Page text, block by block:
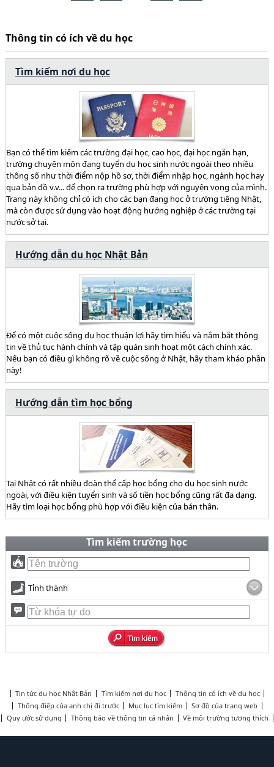
Thông tin có ích về du học
Tìm kiếm nơi du học
Bạn có thể tìm kiếm các trường đại học, cao học, đại học ngắn hạn,
trường chuyên môn đang tuyển du học sinh nước ngoài theo nhiều
thông số như thời điểm nộp hồ sơ, thời điểm nhập học, ngành học hay
qua bản đồ v.v... để chọn ra trường phù hợp với nguyện vọng của mình.
Trang này không chỉ có ích cho các bạn đang học ở trường tiếng Nhật,
mà còn được sử dụng vào hoạt động hướng nghiệp ở các trường tại
nước sở tại.
Hướng dẫn du học Nhật Bản
Để có một cuộc sống du học thuận lợi hãy tìm hiểu và nắm bắt thông
tin về thủ tục hành chính và tập quán sinh hoạt một cách chính xác.
Nếu bạn có điều gì không rõ về cuộc sống ở Nhật, hãy tham khảo phần
này!
Hướng dẫn tìm học bổng
Tại Nhật có rất nhiều đoàn thể cấp học bổng cho du học sinh nước
ngoài, với điều kiện tuyển sinh và số tiền học bổng cũng rất đa dạng.
Hãy tìm loại học bổng phù hợp với điều kiện của bản thân.
Tìm kiếm trường học
Tỉnh thành
Tin tức du học Nhật Bản Tìm kiếm nơi du học
Thông tin có ích về du học
Thông điệp của anh chị đi trước
Mục lục tìm kiếm
Sơ đồ của trang web
Quy ước sử dụng
Thông báo về thông tin cá nhân Về môi trường tương thích